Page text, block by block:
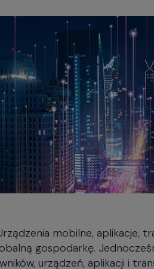
mobilne, aplikacje,
gospodarkę.
urządzeń, aplikacji i